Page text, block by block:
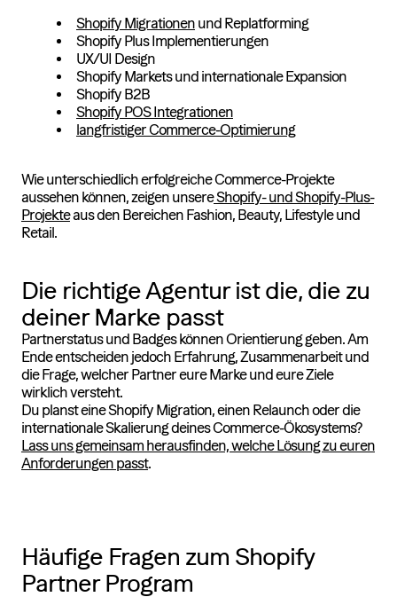
Shopify Migrationenund Replatforming
Shopify Plus Implementierungen
UX/UI Design
Shopify Markets und internationale Expansion
Shopify B2B
Shopify POS Integrationen
langfristiger Commerce-Optimierung
Wie unterschiedlich erfolgreiche Commerce-Projekte
aussehen können, zeigen unsereShopify- und Shopify-Plus-
Projekteaus den Bereichen Fashion, Beauty, Lifestyle und
Retail.
Die richtige Agentur ist die, die zu
deiner Marke passt
Partnerstatus und Badges können Orientierung geben. Am
Ende entscheiden jedoch Erfahrung, Zusammenarbeit und
die Frage, welcher Partner eure Marke und eure Ziele
wirklich versteht.
Du planst eine Shopify Migration, einen Relaunch oder die
internationale Skalierung deines Commerce-Ökosystems?
Lass uns gemeinsam herausfinden, welche Lösung zu euren
Anforderungen passt.
Häufige Fragen zum Shopify
Partner Program